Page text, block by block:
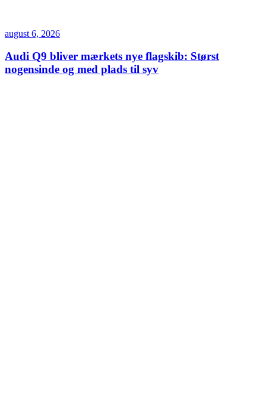
august 6, 2026
Audi Q9 bliver mærkets nye flagskib: Størst
nogensinde og med plads til syv